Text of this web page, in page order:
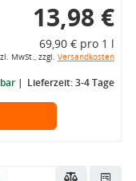
13,98 €
69,90 € pro 1 l
MwSt., zzgl. Versandkosten
Lieferzeit: 3-4 Tage